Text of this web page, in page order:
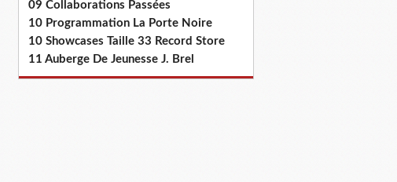
09 Collaborations Passées
10 Programmation La Porte Noire
10 Showcases Taille 33 Record Store
11 Auberge De Jeunesse J. Brel